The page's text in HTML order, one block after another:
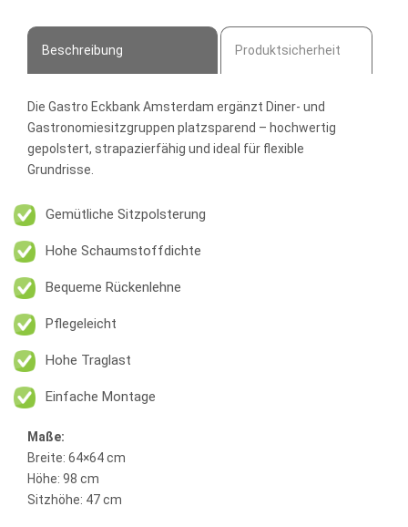
Beschreibung Produktsicherheit
Die Gastro Eckbank Amsterdam ergänzt Diner- und
Gastronomiesitzgruppen platzsparend – hochwertig
gepolstert, strapazierfähig und ideal für flexible
Grundrisse.
Gemütliche Sitzpolsterung
Hohe Schaumstoffdichte
Bequeme Rückenlehne
Pflegeleicht
Hohe Traglast
Einfache Montage
Maße:
Breite: 64×64 cm
Höhe: 98 cm
Sitzhöhe: 47 cm